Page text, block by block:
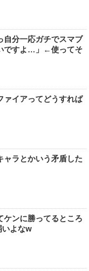
自分一応ガチでスマブ
ですよ…」←使ってそ
ァイアってどうすれば
ャラとかいう矛盾した
ケンに勝ってるところ
よなw